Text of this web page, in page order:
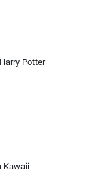
Potter
Kawaii